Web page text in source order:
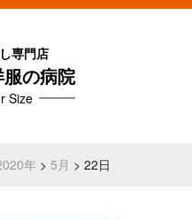
専門店
の病院
Size
年 > 5月 > 22日